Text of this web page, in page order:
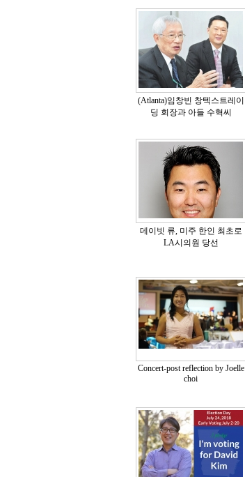
(Atlanta)임창빈 창텍스트레이
딩 회장과 아들 수혁씨
데이빗 류, 미주 한인 최초로
LA시의원 당선
Concert-post reflection by Joelle
choi